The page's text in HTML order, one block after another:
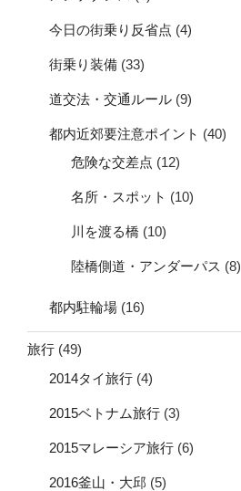
今日の街乗り反省点 (4)
街乗り装備 (33)
道交法・交通ルール (9)
都内近郊要注意ポイント (40)
危険な交差点 (12)
名所・スポット (10)
川を渡る橋 (10)
陸橋側道・アンダーパス (8)
都内駐輪場 (16)
旅行 (49)
2014タイ旅行 (4)
2015ベトナム旅行 (3)
2015マレーシア旅行 (6)
2016釜山・大邱 (5)